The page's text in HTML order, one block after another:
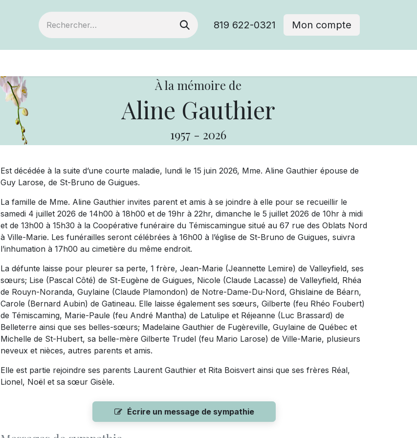
819 622-0321 Mon compte
À la mémoire de
Aline Gauthier
1957 - 2026
Est décédée à la suite d’une courte maladie, lundi le 15 juin 2026, Mme. Aline Gauthier épouse de
Guy Larose, de St-Bruno de Guigues.
La famille de Mme. Aline Gauthier invites parent et amis à se joindre à elle pour se recueillir le
samedi 4 juillet 2026 de 14h00 à 18h00 et de 19hr à 22hr, dimanche le 5 juillet 2026 de 10hr à midi
et de 13h00 à 15h30 à la Coopérative funéraire du Témiscamingue situé au 67 rue des Oblats Nord
à Ville-Marie. Les funérailles seront célébrées à 16h00 à l’église de St-Bruno de Guigues, suivra
l’inhumation à 17h00 au cimetière du même endroit.
La défunte laisse pour pleurer sa perte, 1 frère, Jean-Marie (Jeannette Lemire) de Valleyfield, ses
sœurs; Lise (Pascal Côté) de St-Eugène de Guigues, Nicole (Claude Lacasse) de Valleyfield, Rhéa
de Rouyn-Noranda, Guylaine (Claude Plamondon) de Notre-Dame-Du-Nord, Ghislaine de Béarn,
Carole (Bernard Aubin) de Gatineau. Elle laisse également ses sœurs, Gilberte (feu Rhéo Foubert)
de Témiscaming, Marie-Paule (feu André Mantha) de Latulipe et Réjeanne (Luc Brassard) de
Belleterre ainsi que ses belles-sœurs; Madelaine Gauthier de Fugèreville, Guylaine de Québec et
Michelle de St-Hubert, sa belle-mère Gilberte Trudel (feu Mario Larose) de Ville-Marie, plusieurs
neveux et nièces, autres parents et amis.
Elle est partie rejoindre ses parents Laurent Gauthier et Rita Boisvert ainsi que ses frères Réal,
Lionel, Noël et sa sœur Gisèle.
Écrire un message de sympathie